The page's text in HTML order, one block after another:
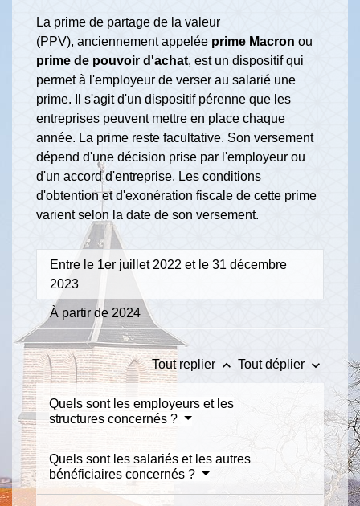
La prime de partage de la valeur
(PPV), anciennement appelée prime Macron ou
prime de pouvoir d'achat, est un dispositif qui
permet à l'employeur de verser au salarié une
prime. Il s'agit d'un dispositif pérenne que les
entreprises peuvent mettre en place chaque
année. La prime reste facultative. Son versement
dépend d'une décision prise par l'employeur ou
d'un accord d'entreprise. Les conditions
d'obtention et d'exonération fiscale de cette prime
varient selon la date de son versement.
Entre le 1er juillet 2022 et le 31 décembre
2023
À partir de 2024
Tout replier keyboard_arrow_up Tout déplier keyboard_arrow_down
Quels sont les employeurs et les
structures concernés ?
Quels sont les salariés et les autres
bénéficiaires concernés ?